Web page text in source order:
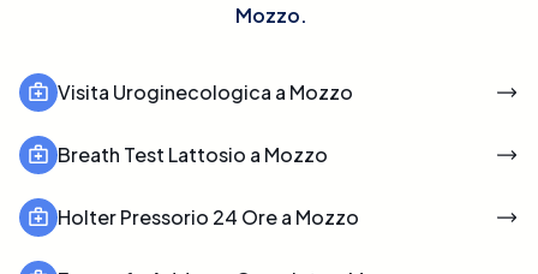
Mozzo.
Visita Uroginecologica a Mozzo
Breath Test Lattosio a Mozzo
Holter Pressorio 24 Ore a Mozzo